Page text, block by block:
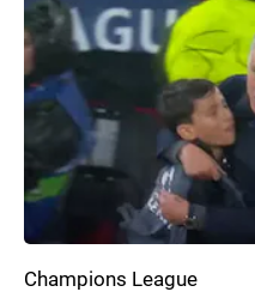
Champions League